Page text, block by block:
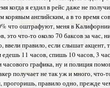
когда я ездил в рейс даже не
корявым английским, а в то время
что оштрафуют, меня в
это что-то около 70 баксов за час,
ввели правило, если слышат
11 часов, спишь 10 часов, 3
часового графика, ну и полиция
получает не так уж и много, что-
прогоришь, правило одно, прежде